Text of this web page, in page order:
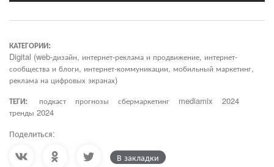
КАТЕГОРИИ:
Digital (web-дизайн, интернет-реклама и продвижение, интернет-
сообщества и блоги, интернет-коммуникации, мобильный маркетинг,
реклама на цифровых экранах)
ТЕГИ:
подкаст прогнозы сбермаркетинг mediamix
2024
тренды 2024
Поделиться:
В закладки